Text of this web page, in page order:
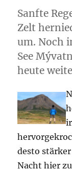
Sanfte
Zelt
um. Noch
See
heute
desto
Nacht hier